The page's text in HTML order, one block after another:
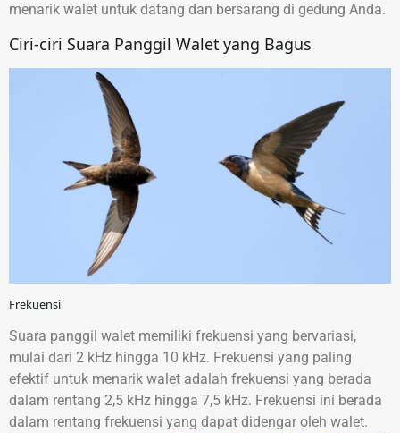
menarik walet untuk datang dan bersarang di gedung Anda.
Ciri-ciri Suara Panggil Walet yang Bagus
Frekuensi
Suara panggil walet memiliki frekuensi yang bervariasi,
mulai dari 2 kHz hingga 10 kHz. Frekuensi yang paling
efektif untuk menarik walet adalah frekuensi yang berada
dalam rentang 2,5 kHz hingga 7,5 kHz. Frekuensi ini berada
dalam rentang frekuensi yang dapat didengar oleh walet.